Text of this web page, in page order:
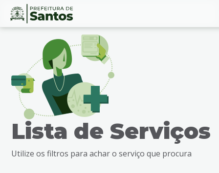
Ir
busca
Conteúdo
Lista de Serviços
Utilize os filtros para achar o serviço que procura